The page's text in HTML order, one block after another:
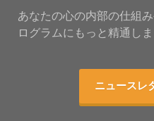
あなたの心の内部の仕組
ログラムにもっと精通しま
ニュースレ